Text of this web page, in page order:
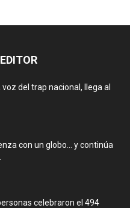
voz del trap nacional, llega al
con un globo… y continúa
celebraron el 494